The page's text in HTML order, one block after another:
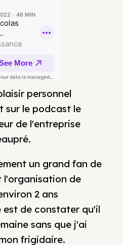
personnel
sur le podcast le
de l'entreprise
un grand fan de
l'organisation de
2 ans
de constater qu'il
sans que j'ai
frigidaire.